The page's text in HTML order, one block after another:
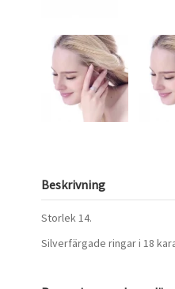
Beskrivning
Storlek 14.
Silverfärgade ringar i 18